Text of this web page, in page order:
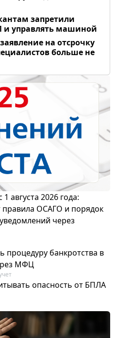
запретили
и управлять машиной
на отсрочку
больше не
августа 2026 года:
правила ОСАГО и порядок
через
процедуру банкротства в
МФЦ
опасность от БПЛА